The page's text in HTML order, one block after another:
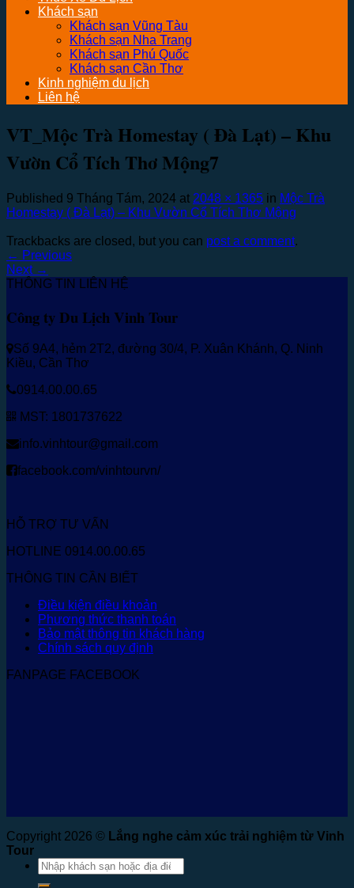
Khách sạn
Khách sạn Vũng Tàu
Khách sạn Nha Trang
Khách sạn Phú Quốc
Khách sạn Cần Thơ
Kinh nghiệm du lịch
Liên hệ
VT_Mộc Trà Homestay ( Đà Lạt) – Khu
Vườn Cổ Tích Thơ Mộng7
Published 9 Tháng Tám, 2024 at 2048 × 1365 in Mộc Trà
Homestay ( Đà Lạt) – Khu Vườn Cổ Tích Thơ Mộng
Trackbacks are closed, but you can post a comment.
← Previous
Next →
THÔNG TIN LIÊN HỆ
Công ty Du Lịch Vinh Tour
Số 9A4, hẻm 2T2, đường 30/4, P. Xuân Khánh, Q. Ninh
Kiều, Cần Thơ
0914.00.00.65
MST: 1801737622
info.vinhtour@gmail.com
facebook.com/vinhtourvn/
HỖ TRỢ TƯ VẤN
HOTLINE 0914.00.00.65
THÔNG TIN CẦN BIẾT
Điều kiện điều khoản
Phương thức thanh toán
Bảo mật thông tin khách hàng
Chính sách quy định
FANPAGE FACEBOOK
Copyright 2026 © Lắng nghe cảm xúc trải nghiệm từ Vinh
Tour
Tìm
kiếm: